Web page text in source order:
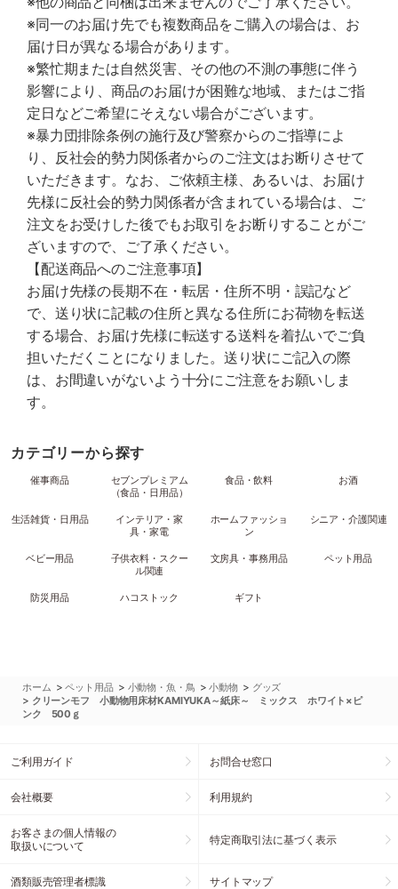
※同一のお届け先でも複数商品をご購入の場合は、お
届け日が異なる場合があります。
※繁忙期または自然災害、その他の不測の事態に伴う
影響により、商品のお届けが困難な地域、またはご指
定日などご希望にそえない場合がございます。
※暴力団排除条例の施行及び警察からのご指導によ
り、反社会的勢力関係者からのご注文はお断りさせて
いただきます。なお、ご依頼主様、あるいは、お届け
先様に反社会的勢力関係者が含まれている場合は、ご
注文をお受けした後でもお取引をお断りすることがご
ざいますので、ご了承ください。
【配送商品へのご注意事項】
お届け先様の長期不在・転居・住所不明・誤記など
で、送り状に記載の住所と異なる住所にお荷物を転送
する場合、お届け先様に転送する送料を着払いでご負
担いただくことになりました。送り状にご記入の際
は、お間違いがないよう十分にご注意をお願いしま
す。
カテゴリーから探す
催事商品
セブンプレミアム
（食品・日用品）
食品・飲料 お酒
生活雑貨・日用品
インテリア・家
具・家電
ホームファッショ
ン
シニア・介護関連
ベビー用品
子供衣料・スクー
ル関連
文房具・事務用品 ペット用品
防災用品 ハコストック ギフト
ホーム >ペット用品 > 小動物・魚・鳥 >小動物 > グッズ
> クリーンモフ 小動物用床材KAMIYUKA～紙床～ ミックス ホワイト×ピ
ンク 500ｇ
ご利用ガイド お問合せ窓口
会社概要 利用規約
お客さまの個人情報の
取扱いについて
特定商取引法に基づく表示
酒類販売管理者標識 サイトマップ